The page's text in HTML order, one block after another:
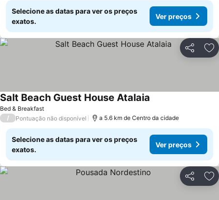
Selecione as datas para ver os preços
exatos.
Ver preços
Partilhar
Bed & Breakfast
Salt Beach Guest House Atalaia
/ Pontuação não disponível a 5.6 km de Centro da cidade
Selecione as datas para ver os preços
exatos.
Ver preços
Partilhar